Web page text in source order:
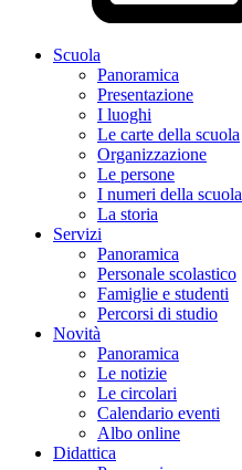
Scuola
Panoramica
Presentazione
I luoghi
Le carte della scuola
Organizzazione
Le persone
I numeri della scuola
La storia
Servizi
Panoramica
Personale scolastico
Famiglie e studenti
Percorsi di studio
Novità
Panoramica
Le notizie
Le circolari
Calendario eventi
Albo online
Didattica